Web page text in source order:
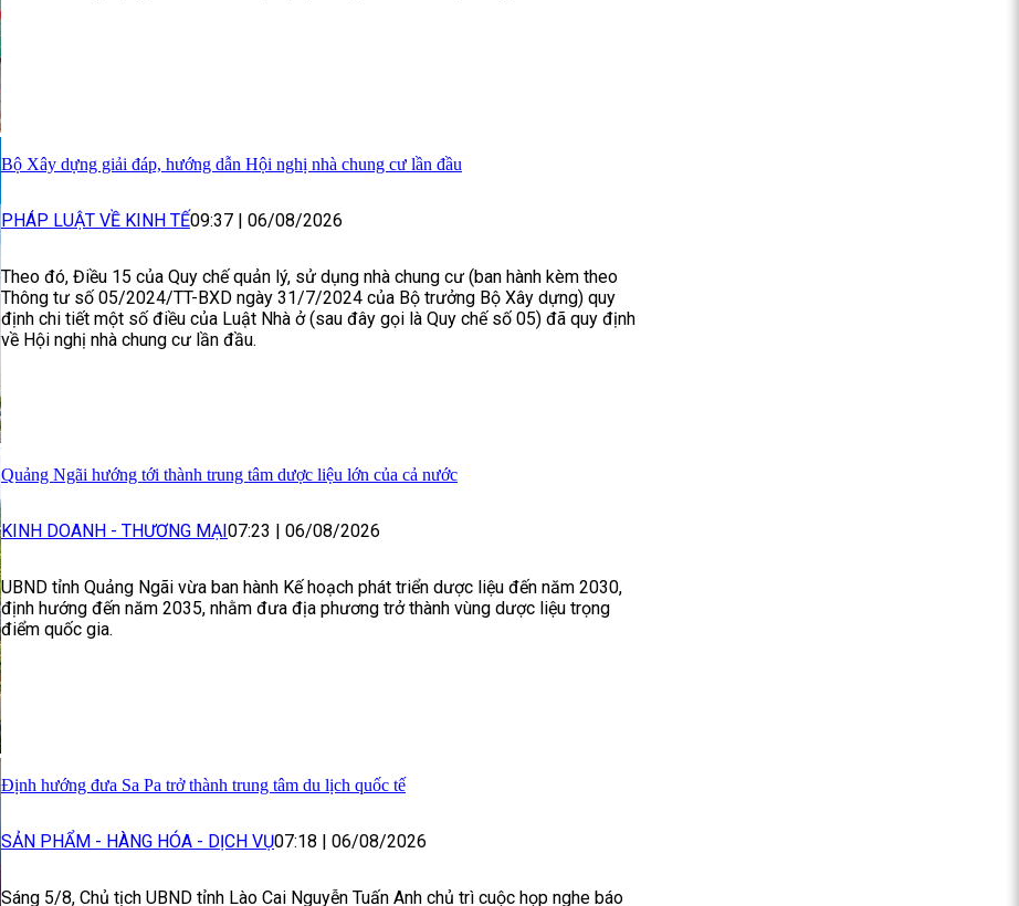
Bộ Xây dựng giải đáp, hướng dẫn Hội nghị nhà chung cư lần đầu
PHÁP LUẬT VỀ KINH TẾ09:37 06/08/2026
Theo đó, Điều 15 của Quy chế quản lý, sử dụng nhà chung cư (ban hành kèm theo
Thông tư số 05/2024/TT-BXD ngày 31/7/2024 của Bộ trưởng Bộ Xây dựng) quy
định chi tiết một số điều của Luật Nhà ở (sau đây gọi là Quy chế số 05) đã quy định
về Hội nghị nhà chung cư lần đầu.
Quảng Ngãi hướng tới thành trung tâm dược liệu lớn của cả nước
KINH DOANH - THƯƠNG MẠI07:23 | 06/08/2026
UBND tỉnh Quảng Ngãi vừa ban hành Kế hoạch phát triển dược liệu đến năm 2030,
định hướng đến năm 2035, nhằm đưa địa phương trở thành vùng dược liệu trọng
điểm quốc gia.
Định hướng đưa Sa Pa trở thành trung tâm du lịch quốc tế
SẢN PHẨM - HÀNG HÓA - DỊCH VỤ07:18 | 06/08/2026
Sáng 5/8, Chủ tịch UBND tỉnh Lào Cai Nguyễn Tuấn Anh chủ trì cuộc họp nghe báo